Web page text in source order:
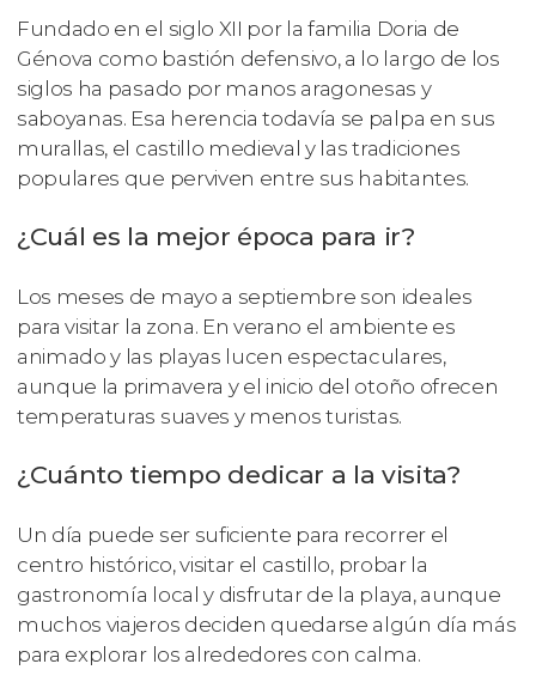
Fundado en el siglo XII por la familia Doria de
Génova como bastión defensivo, a lo largo de los
siglos ha pasado por manos aragonesas y
saboyanas. Esa herencia todavía se palpa en sus
murallas, el castillo medieval y las tradiciones
populares que perviven entre sus habitantes.
¿Cuál es la mejor época para ir?
Los meses de mayo a septiembre son ideales
para visitar la zona. En verano el ambiente es
animado y las playas lucen espectaculares,
aunque la primavera y el inicio del otoño ofrecen
temperaturas suaves y menos turistas.
¿Cuánto tiempo dedicar a la visita?
Un día puede ser suficiente para recorrer el
centro histórico, visitar el castillo, probar la
gastronomía local y disfrutar de la playa, aunque
muchos viajeros deciden quedarse algún día más
para explorar los alrededores con calma.